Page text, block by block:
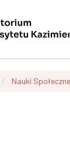
Nauki Społeczne